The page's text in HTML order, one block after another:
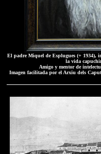
El padre Miquel de Esplugues (+ 1934),
la vida
Amigo y mentor de
Imagen facilitada por el Arxiu dels